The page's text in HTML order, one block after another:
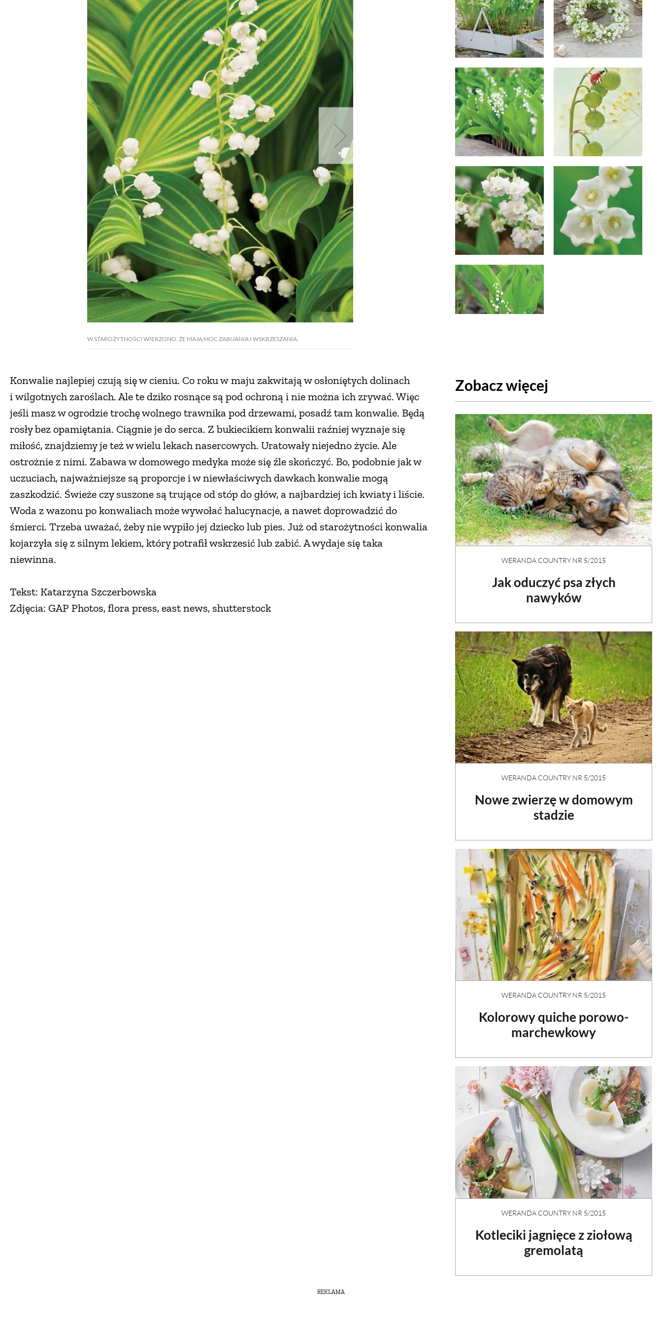
W STAROŻYTNOŚCI WIERZONO, ŻE MAJĄ MOC ZABIJANIA I WSKRZESZANIA.
Konwalie najlepiej czują się w cieniu. Co roku w maju zakwitają w osłoniętych dolinach
i wilgotnych zaroślach. Ale te dziko rosnące są pod ochroną i nie można ich zrywać. Więc
jeśli masz w ogrodzie trochę wolnego trawnika pod drzewami, posadź tam konwalie. Będą
rosły bez opamiętania. Ciągnie je do serca. Z bukiecikiem konwalii raźniej wyznaje się
miłość, znajdziemy je też w wielu lekach nasercowych. Uratowały niejedno życie. Ale
ostrożnie z nimi. Zabawa w domowego medyka może się źle skończyć. Bo, podobnie jak w
uczuciach, najważniejsze są proporcje i w niewłaściwych dawkach konwalie mogą
zaszkodzić. Świeże czy suszone są trujące od stóp do głów, a najbardziej ich kwiaty i liście.
Woda z wazonu po konwaliach może wywołać halucynacje, a nawet doprowadzić do
śmierci. Trzeba uważać, żeby nie wypiło jej dziecko lub pies. Już od starożytności konwalia
kojarzyła się z silnym lekiem, który potrafił wskrzesić lub zabić. A wydaje się taka
niewinna.
Tekst: Katarzyna Szczerbowska
Zdjęcia: GAP Photos, flora press, east news, shutterstock
Zobacz więcej
WERANDA COUNTRY NR 5/2015
Jak oduczyć psa złych
nawyków
WERANDA COUNTRY NR 5/2015
Nowe zwierzę w domowym
stadzie
WERANDA COUNTRY NR 5/2015
Kolorowy quiche porowo-
marchewkowy
WERANDA COUNTRY NR 5/2015
Kotleciki jagnięce z ziołową
gremolatą
REKLAMA